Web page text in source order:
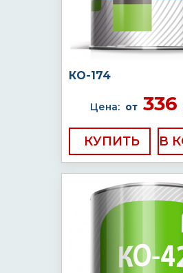
КО-174
Цена: от 336
КУПИТЬ